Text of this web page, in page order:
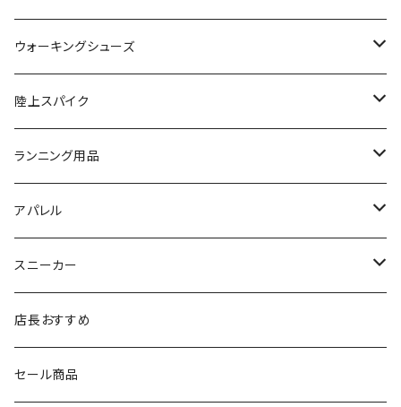
NISHI（ニシ）
FOOTMAX（フットマックス）
SIDAS（シダス）
MIZUNO（ミズノ）
THE NORTH FACE
SPRINTS
VIKING（ヴィーキング）
asics
adidas
THE NORTH FACE
adidas
asics
YONEX
MIZUNO
new balance
PUMA
HYBEX
On
VIKING
ウォーキングシューズ
YONEX
On
VIKING
陸上スパイク
asics
adidas
MIZUNO
ランニング用品
インソール
シダス
ソックス
FOOTMAX
NISHI
ポーチ
SAYSKY
キャップ
アパレル
SAYSKY
THE NORTH FACE
スニーカー
THE NORTH FACE
店長おすすめ
セール商品